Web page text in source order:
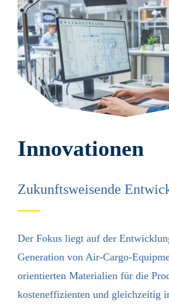
Innovationen
Zukunftsweisende
Der Fokus liegt auf der
Generation von Air-Cargo-
orientierten Materialien für die
kosten­effizienten und gleich­zeitig